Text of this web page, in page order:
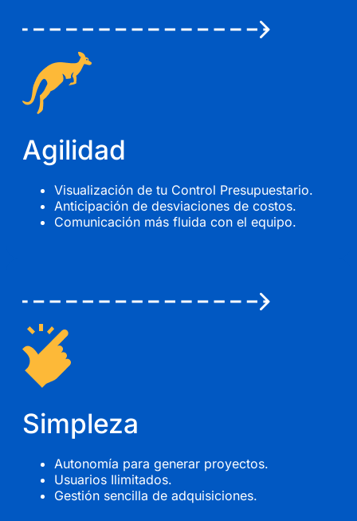
Agilidad
Visualización de tu Control Presupuestario.
Anticipación de desviaciones de costos.
Comunicación más fluida con el equipo.
Simpleza
Autonomía para generar proyectos.
Usuarios Ilimitados.
Gestión sencilla de adquisiciones.